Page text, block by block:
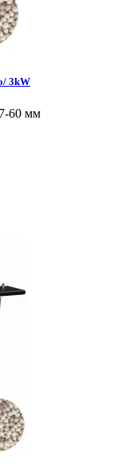
3kW
60 мм